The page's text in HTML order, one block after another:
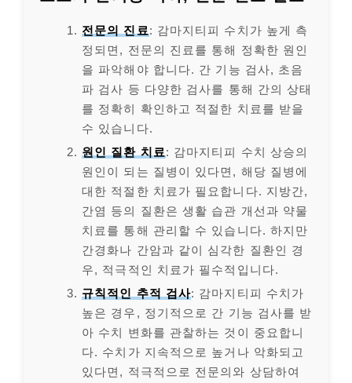
전문의 진료: 감마지티피 수치가 높게 측
정되면, 전문의 진료를 통해 정확한 원인
을 파악해야 합니다. 간 기능 검사, 초음
파 검사 등 다양한 검사를 통해 간의 상태
를 정확히 확인하고 적절한 치료를 받을
수 있습니다.
원인 질환 치료: 감마지티피 수치 상승의
원인이 되는 질병이 있다면, 해당 질병에
대한 적절한 치료가 필요합니다. 지방간,
간염 등의 질환은 생활 습관 개선과 약물
치료를 통해 관리할 수 있습니다. 하지만
간경화나 간암과 같이 심각한 질환인 경
우, 적극적인 치료가 필수적입니다.
규칙적인 추적 검사: 감마지티피 수치가
높은 경우, 정기적으로 간 기능 검사를 받
아 수치 변화를 관찰하는 것이 중요합니
다. 수치가 지속적으로 높거나 악화되고
있다면, 적극적으로 전문의와 상담하여